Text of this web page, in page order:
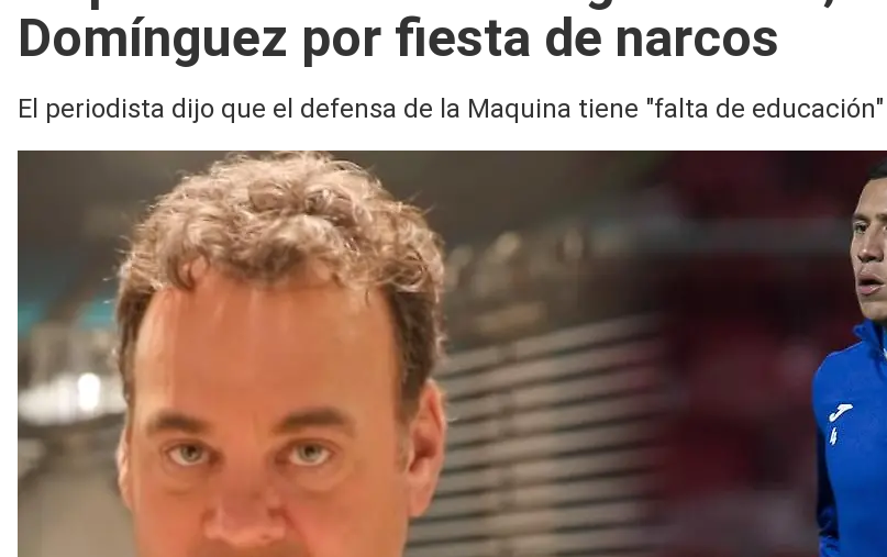
Domínguez por fiesta de narcos
El periodista dijo que el defensa de la Maquina tiene "falta de educación"